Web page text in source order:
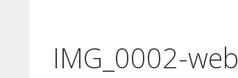
IMG_0002-web